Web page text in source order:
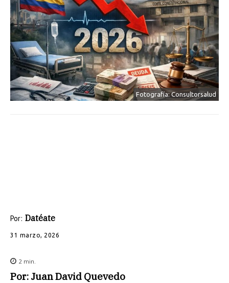
Fotografía: Consultorsalud
Por: Datéate
31 marzo, 2026
2 min.
Por: Juan David Quevedo